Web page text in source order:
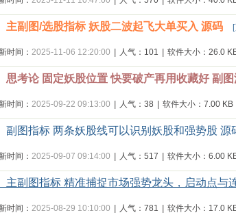
主副图/选股指标 妖股二波起飞大单买入 源码 [
时间： 2025-11-06 12:20:00 人气：101 软件大小：26.0
思考论 固定妖股位置 快要破产再用收藏好 副
时间： 2025-09-22 09:13:00 人气：38 软件大小：7.00 KB
副图指标 两条妖股线可以识别妖股和强势股 源
时间： 2025-09-07 09:14:00 人气：517 软件大小：6.00
主副图指标 精准捕捉市场强势龙头，启动点与
时间： 2025-08-29 10:10:00 人气：781 软件大小：17.0